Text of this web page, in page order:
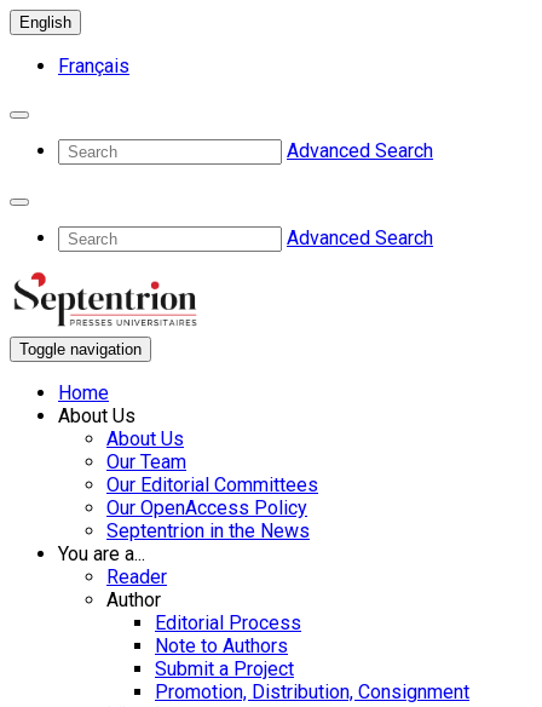
English
Français
Advanced Search
Advanced Search
Toggle navigation
Home
About Us
About Us
Our Team
Our Editorial Committees
Our OpenAccess Policy
Septentrion in the News
You are a...
Reader
Author
Editorial Process
Note to Authors
Submit a Project
Promotion, Distribution, Consignment